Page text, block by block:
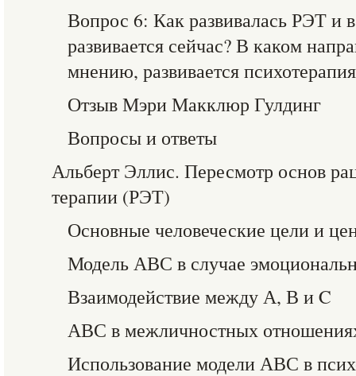
Вопрос 6: Как развивалась РЭТ и
развивается сейчас? В каком
мнению, развивается
Отзыв Мэри Макклюр Гулдинг
Вопросы и ответы
Альберт Эллис. Пересмотр основ
терапии (РЭТ)
Основные человеческие цели и
Модель АВС в случае
Взаимодействие между А, В и C
АВС в межличностных
Использование модели АВС в